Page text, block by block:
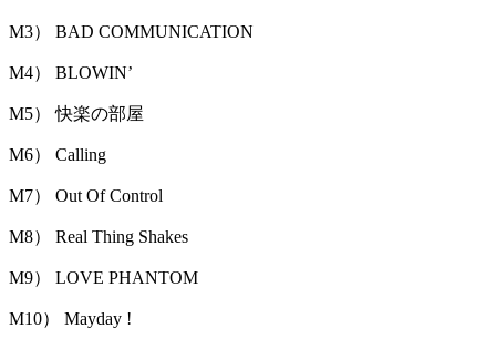
M3） BAD COMMUNICATION
M4） BLOWINʼ
M5） 快楽の部屋
M6） Calling
M7） Out Of Control
M8） Real Thing Shakes
M9） LOVE PHANTOM
M10） Mayday !